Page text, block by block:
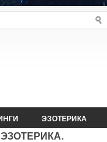
ЭЗОТЕРИКА